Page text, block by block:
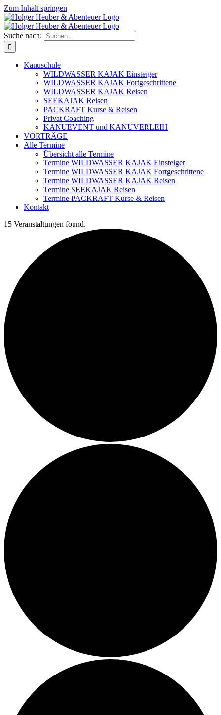
Zum Inhalt springen
Suche nach:
Kanuschule
WILDWASSER KAJAK Einsteiger
WILDWASSER KAJAK Fortgeschrittene
WILDWASSER KAJAK Reisen
SEEKAJAK Reisen
PACKRAFT Kurse & Reisen
Privat Coaching
KANUEVENT und KANUVERLEIH
VORTRÄGE
Alle Termine
Übersicht alle Termine
Termine WILDWASSER KAJAK Einsteiger
Termine WILDWASSER KAJAK Fortgeschrittene
Termine WILDWASSER KAJAK Reisen
Termine SEEKAJAK Reisen
Termine PACKRAFT Kurse & Reisen
Kontakt
15 Veranstaltungen found.